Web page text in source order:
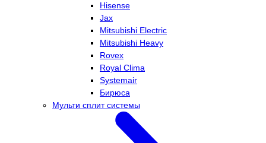
Hisense
Jax
Mitsubishi Electric
Mitsubishi Heavy
Rovex
Royal Clima
Systemair
Бирюса
Мульти сплит системы